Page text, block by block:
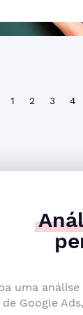
1 2 3 4
uma
de Google